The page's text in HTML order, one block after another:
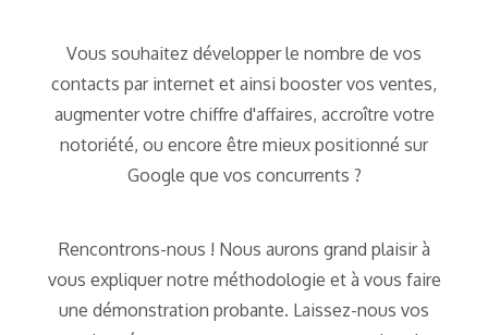
Vous souhaitez développer le nombre de vos
contacts par internet et ainsi booster vos ventes,
augmenter votre chiffre d'affaires, accroître votre
notoriété, ou encore être mieux positionné sur
Google que vos concurrents ?
Rencontrons-nous ! Nous aurons grand plaisir à
vous expliquer notre méthodologie et à vous faire
une démonstration probante. Laissez-nous vos